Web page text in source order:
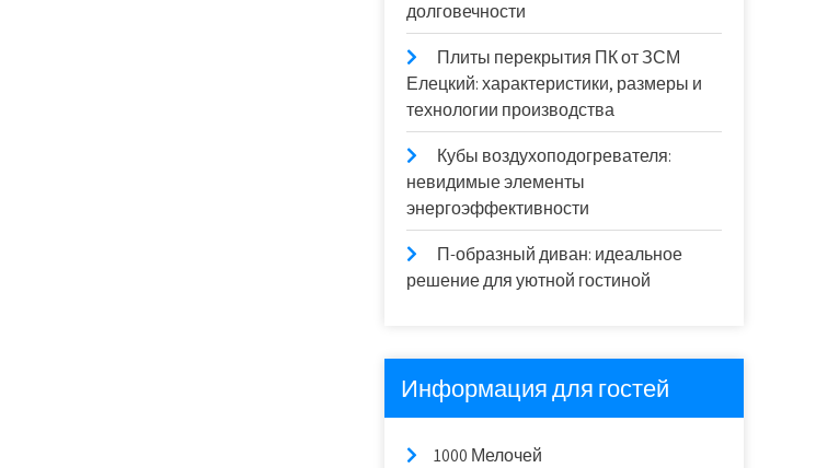
долговечности
Плиты перекрытия ПК от ЗСМ
Елецкий: характеристики, размеры и
технологии производства
Кубы воздухоподогревателя:
невидимые элементы
энергоэффективности
П-образный диван: идеальное
решение для уютной гостиной
Информация для гостей
1000 Мелочей